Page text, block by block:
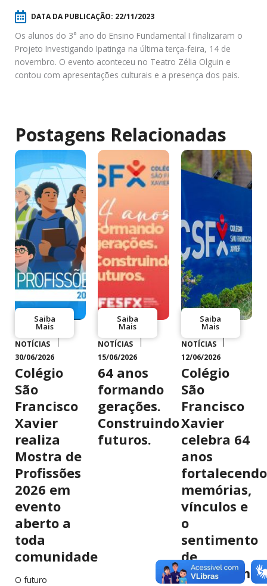
DATA DA PUBLICAÇÃO: 22/11/2023
Os alunos do 3° ano do Ensino Fundamental I finalizaram o
Projeto Investigando Ipatinga na última terça-feira, 14 de
novembro. O evento aconteceu no Teatro Zélia Olguin e
contou com apresentações culturais e a presença dos pais.
Postagens Relacionadas
Saiba
Mais
NOTÍCIAS
30/06/2026
Colégio
São
Francisco
Xavier
realiza
Mostra de
Profissões
2026 em
evento
aberto a
toda
comunidade
O futuro
Saiba
Mais
NOTÍCIAS
15/06/2026
64 anos
formando
gerações.
Construindo
futuros.
Saiba
Mais
NOTÍCIAS
12/06/2026
Colégio
São
Francisco
Xavier
celebra 64
anos
fortalecendo
memórias,
vínculos e
o
sentimento
de